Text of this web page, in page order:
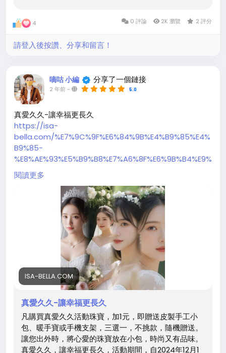
4 0 評論 2K 瀏覽 2 評分
請登入後按讚、分享和留言！
嘀咕 小編 分享了一個鏈接
2 年前- 5.0
真愛久久-讓幸福更長久
https://isa-
bella.com/%E7%9C%9F%E6%84%9B%E4%B9%85%E4%
B9%85-
%E8%AE%93%E5%B9%B8%E7%A6%8F%E6%9B%B4%E9%
95%B7%E4%B9%85
閱讀更多
ISA-BELLA.COM
真愛久久-讓幸福更長久
凡購買真愛久久活動珠寶，加1元，即贈送皮製手工小
包、暖手寶或手機支架，三選一，不挑款，隨機贈送。
讓您出外時，將心愛的珠寶放在小包，時尚又有品味。
真愛久久，讓幸福更長久，活動期間，自2024年12月1